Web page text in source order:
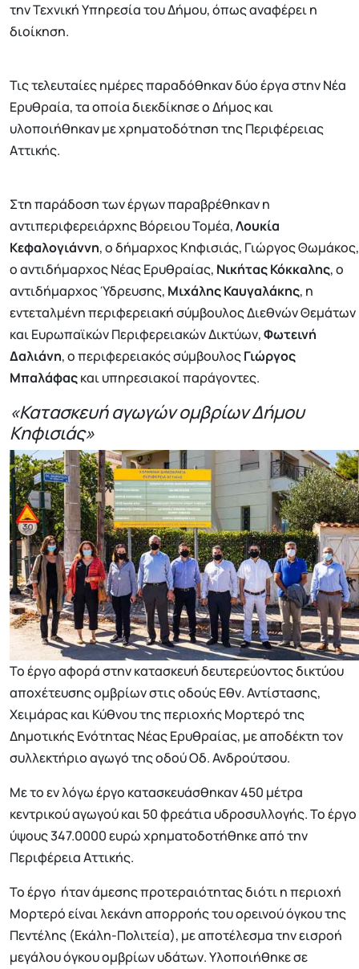
την Τεχνική Υπηρεσία του Δήμου, όπως αναφέρει η
διοίκηση.
Τις τελευταίες ημέρες παραδόθηκαν δύο έργα στην Νέα
Ερυθραία, τα οποία διεκδίκησε ο Δήμος και
υλοποιήθηκαν με χρηματοδότηση της Περιφέρειας
Αττικής.
Στη παράδοση των έργων παραβρέθηκαν η
αντιπεριφερειάρχης Βόρειου Τομέα,Λουκία
Κεφαλογιάννη, ο δήμαρχος Κηφισιάς, Γιώργος Θωμάκος,
ο αντιδήμαρχος Νέας Ερυθραίας, Νικήτας Κόκκαλης, ο
αντιδήμαρχος Ύδρευσης, Μιχάλης Καυγαλάκης, η
εντεταλμένη περιφερειακή σύμβουλος Διεθνών Θεμάτων
και Ευρωπαϊκών Περιφερειακών Δικτύων,Φωτεινή
Δαλιάνη, ο περιφερειακός σύμβουλοςΓιώργος
Μπαλάφαςκαι υπηρεσιακοί παράγοντες.
«Κατασκευή αγωγών ομβρίων Δήμου
Κηφισιάς»
Το έργο αφορά στην κατασκευή δευτερεύοντος δικτύου
αποχέτευσης ομβρίων στις οδούς Εθν. Αντίστασης,
Χειμάρας και Κύθνου της περιοχής Μορτερό της
Δημοτικής Ενότητας Νέας Ερυθραίας, με αποδέκτη τον
συλλεκτήριο αγωγό της οδού Οδ. Ανδρούτσου.
Με το εν λόγω έργο κατασκευάσθηκαν 450 μέτρα
κεντρικού αγωγού και 50 φρεάτια υδροσυλλογής. Το έργο
ύψους 347.0000 ευρώ χρηματοδοτήθηκε από την
Περιφέρεια Αττικής.
Το έργο ήταν άμεσης προτεραιότητας διότι η περιοχή
Μορτερό είναι λεκάνη απορροής του ορεινού όγκου της
Πεντέλης (Εκάλη-Πολιτεία), με αποτέλεσμα την εισροή
μεγάλου όγκου ομβρίων υδάτων. Υλοποιήθηκε σε